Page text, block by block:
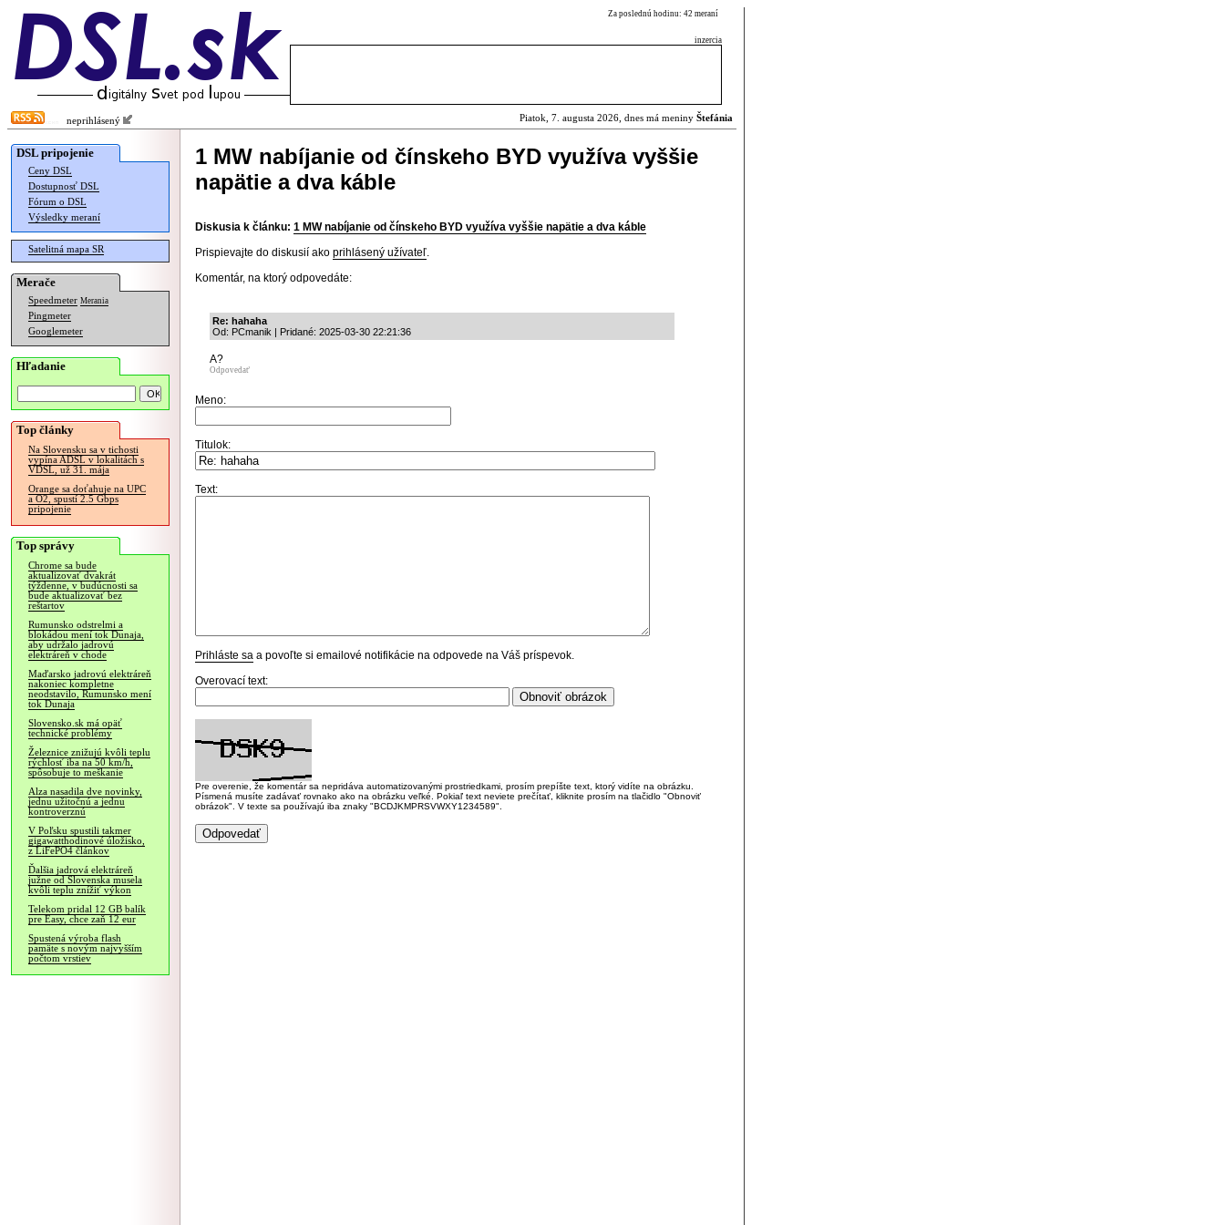
Za poslednú hodinu: 42 meraní
inzercia
neprihlásený Piatok, 7. augusta 2026, dnes má meniny Štefánia
DSL pripojenie
Ceny DSL
Dostupnosť DSL
Fórum o DSL
Výsledky meraní
Satelitná mapa SR
Merače
Speedmeter Merania
Pingmeter
Googlemeter
Hľadanie
Top články
Na Slovensku sa v tichosti
vypína ADSL v lokalitách s
VDSL, už 31. mája
Orange sa doťahuje na UPC
a O2, spustí 2.5 Gbps
pripojenie
Top správy
Chrome sa bude
aktualizovať dvakrát
týždenne, v budúcnosti sa
bude aktualizovať bez
reštartov
Rumunsko odstrelmi a
blokádou mení tok Dunaja,
aby udržalo jadrovú
elektráreň v chode
Maďarsko jadrovú elektráreň
nakoniec kompletne
neodstavilo, Rumunsko mení
tok Dunaja
Slovensko.sk má opäť
technické problémy
Železnice znižujú kvôli teplu
rýchlosť iba na 50 km/h,
spôsobuje to meškanie
Alza nasadila dve novinky,
jednu užitočnú a jednu
kontroverznú
V Poľsku spustili takmer
gigawatthodinové úložisko,
z LiFePO4 článkov
Ďalšia jadrová elektráreň
južne od Slovenska musela
kvôli teplu znížiť výkon
Telekom pridal 12 GB balík
pre Easy, chce zaň 12 eur
Spustená výroba flash
pamäte s novým najvyšším
počtom vrstiev
1 MW nabíjanie od čínskeho BYD využíva vyššie
napätie a dva káble
Diskusia k článku: 1 MW nabíjanie od čínskeho BYD využíva vyššie napätie a dva káble
Prispievajte do diskusií ako prihlásený užívateľ.
Komentár, na ktorý odpovedáte:
Re: hahaha
Od: PCmanik | Pridané: 2025-03-30 22:21:36
A?
Odpovedať
Meno:
Titulok:
Text:
Prihláste sa a povoľte si emailové notifikácie na odpovede na Váš príspevok.
Overovací text:
Pre overenie, že komentár sa nepridáva automatizovanými prostriedkami, prosím prepíšte text, ktorý vidíte na obrázku.
Písmená musíte zadávať rovnako ako na obrázku veľké. Pokiaľ text neviete prečítať, kliknite prosím na tlačidlo "Obnoviť
obrázok". V texte sa používajú iba znaky "BCDJKMPRSVWXY1234589".